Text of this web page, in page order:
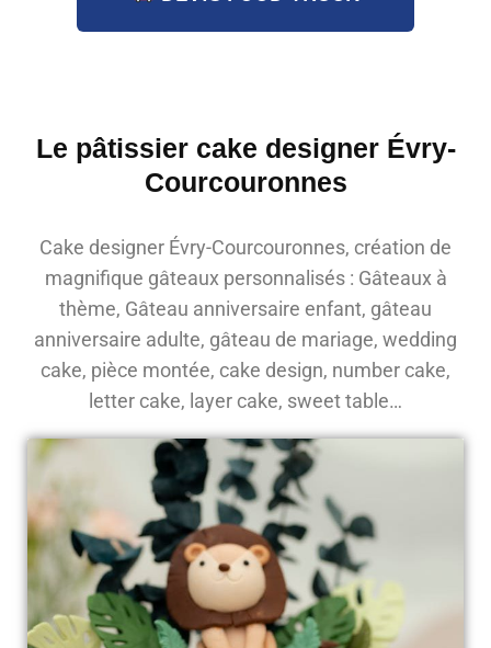
Le pâtissier cake designer Évry-
Courcouronnes
Cake designer Évry-Courcouronnes, création de
magnifique gâteaux personnalisés : Gâteaux à
thème, Gâteau anniversaire enfant, gâteau
anniversaire adulte, gâteau de mariage, wedding
cake, pièce montée, cake design, number cake,
letter cake, layer cake, sweet table…